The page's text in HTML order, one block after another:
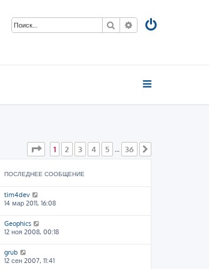
Поиск Расширенный
Страница из 36
1 2 3 4 5 … 36
ПОСЛЕДНЕЕ СООБЩЕНИЕ
tim4dev
14 мар 2011, 16:08
Geophics
12 ноя 2008, 00:18
grub
12 сен 2007, 11:41